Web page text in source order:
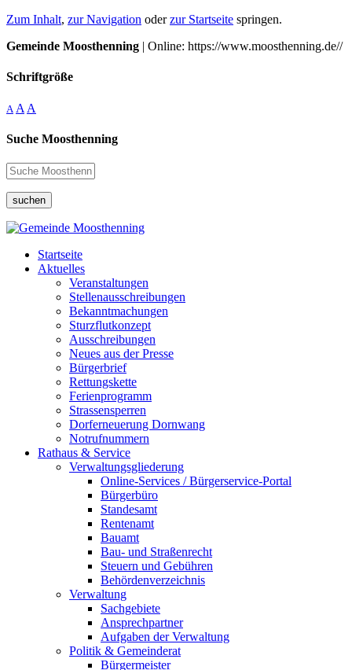
Zum Inhalt, zur Navigation oderzur Startseite springen.
Gemeinde Moosthenning | Online: https://www.moosthenning.de//
Schriftgröße
A A A
Suche Moosthenning
suchen
Startseite
Aktuelles
Veranstaltungen
Stellenausschreibungen
Bekanntmachungen
Sturzflutkonzept
Ausschreibungen
Neues aus der Presse
Bürgerbrief
Rettungskette
Ferienprogramm
Strassensperren
Dorferneuerung Dornwang
Notrufnummern
Rathaus & Service
Verwaltungsgliederung
Online-Services / Bürgerservice-Portal
Bürgerbüro
Standesamt
Rentenamt
Bauamt
Bau- und Straßenrecht
Steuern und Gebühren
Behördenverzeichnis
Verwaltung
Sachgebiete
Ansprechpartner
Aufgaben der Verwaltung
Politik & Gemeinderat
Bürgermeister